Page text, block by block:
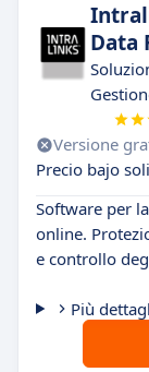
Data
Versione
Precio bajo
Software per
online.
e controllo
Più